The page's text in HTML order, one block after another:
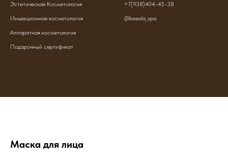
Эстетическая Косметология
Инъекционная косметология
Аппаратная косметология
Подарочный сертификат
+7(938)404-45-38
@beesla_spa
Маска для лица